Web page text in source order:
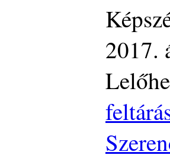
2017.